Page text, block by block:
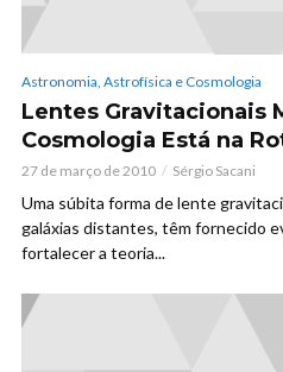
Astronomia, Astrofísica e Cosmologia
Lentes Gravitacionais
Cosmologia Está na
27 de março de 2010 Sérgio Sacani
Uma súbita forma de lente
galáxias distantes, têm fornecido
fortalecer a teoria...